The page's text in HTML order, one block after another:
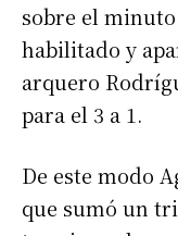
sobre el
habilitado y
arquero
para el 3 a 1.
De este modo
que sumó un